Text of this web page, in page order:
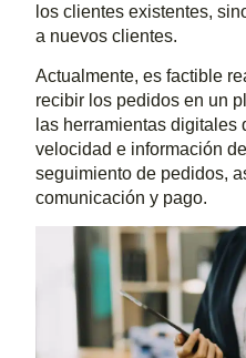
los clientes existentes,
a nuevos clientes.
Actualmente, es factible
recibir los pedidos en un
las herramientas digitales
velocidad e información
seguimiento de pedidos,
comunicación y pago.